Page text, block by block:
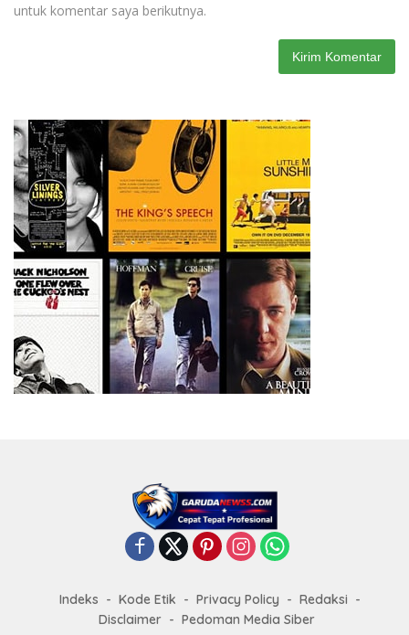
untuk komentar saya berikutnya.
Indeks Kode Etik Privacy Policy
Redaksi
Disclaimer
Pedoman Media Siber